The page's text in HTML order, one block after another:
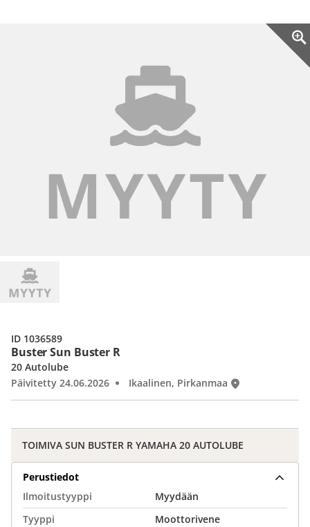
Buster Sun Buster R
20 Autolube
Päivitetty 24.06.2026
Ikaalinen, Pirkanmaa
ID 1036589
TOIMIVA SUN BUSTER R YAMAHA 20 AUTOLUBE
Perustiedot
Ilmoitustyyppi
Myydään
Tyyppi
Moottorivene